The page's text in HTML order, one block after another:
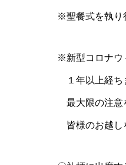
※聖餐式を執り
※新型コロナウ
１年以上経
最大限の注意
皆様のお越し